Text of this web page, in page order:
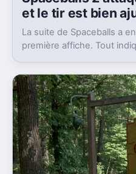
et le tir est bien
La suite de Spaceballs a
première affiche. Tout